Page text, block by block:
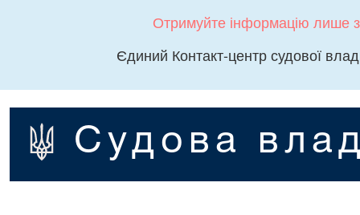
Отримуйте інформацію лише
Єдиний Контакт-центр судової
Судова